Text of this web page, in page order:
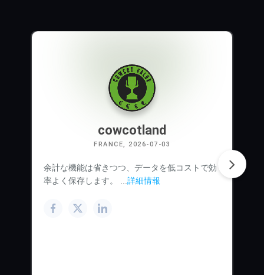
cowcotland
FRANCE, 2026-07-03
余計な機能は省きつつ、データを低コストで効
率よく保存します。 ... 詳細情報